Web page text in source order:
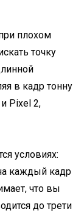
плохом
точку
в кадр тонну
Pixel 2,
условиях:
каждый кадр
что вы
до трети